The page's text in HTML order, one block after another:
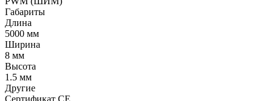
Габариты
Длина
5000 мм
Ширина
8 мм
Высота
1.5 мм
Другие
Сертификат CE